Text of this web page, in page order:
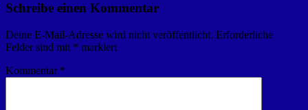
Schreibe einen Kommentar
Deine E-Mail-Adresse wird nicht veröffentlicht. Erforderliche
Felder sind mit * markiert
Kommentar *